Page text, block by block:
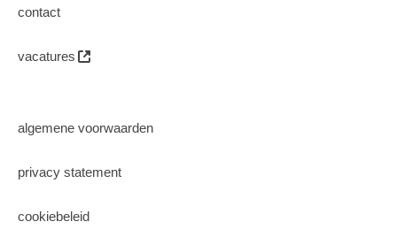
contact
vacatures
algemene voorwaarden
privacy statement
cookiebeleid